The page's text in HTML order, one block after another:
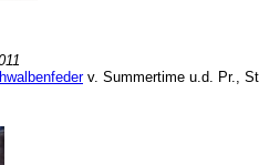
v. Summertime u.d. Pr.,